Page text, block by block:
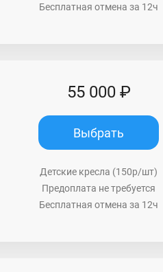
Бесплатная отмена за 12ч
55 000 ₽
Выбрать
Детские кресла (150р/шт)
Предоплата не требуется
Бесплатная отмена за 12ч